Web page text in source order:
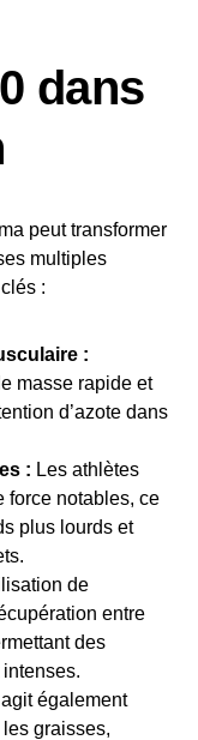
dans
peut transformer
multiples
:
:
masse rapide et
d’azote dans
: Les athlètes
force notables, ce
plus lourds et
de
entre
des
également
graisses,